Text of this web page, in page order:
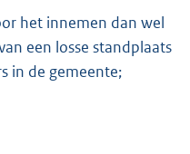
het innemen dan wel
een losse standplaats
in de gemeente;